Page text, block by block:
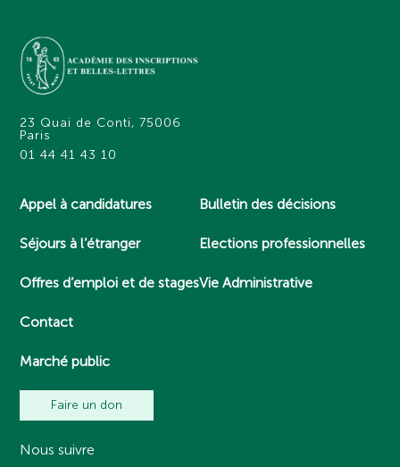
23 Quai de Conti, 75006
Paris
01 44 41 43 10
Appel à candidatures
Séjours à l’étranger
Offres d’emploi et de stages
Contact
Marché public
Bulletin des décisions
Elections professionnelles
Vie Administrative
Faire un don
Nous suivre